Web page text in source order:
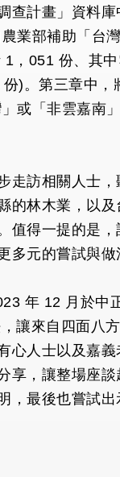
計畫」資料
業部補助「台
，051 份、其
)。第三章中
或「非雲嘉南
訪相關人士
林木業，以
得一提的是
元的嘗試與做
年 12 月於中
讓來自四面八
人士以及嘉
，讓整場座
最後也嘗試出